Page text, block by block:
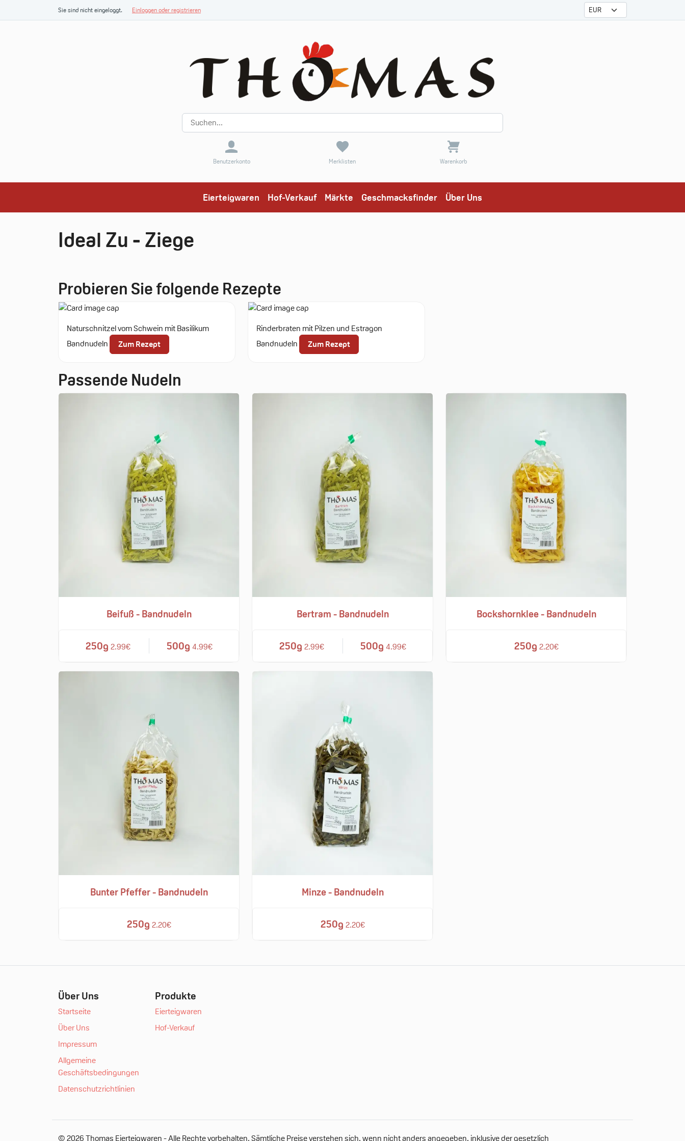
Sie sind nicht eingeloggt. Einloggen oder registrieren
Benutzerkonto Merklisten Warenkorb
Eierteigwaren Hof-Verkauf Märkte Geschmacksfinder Über Uns
Ideal Zu - Ziege
Probieren Sie folgende Rezepte
Naturschnitzel vom Schwein mit Basilikum
Bandnudeln
Zum Rezept
Rinderbraten mit Pilzen und Estragon
Bandnudeln
Zum Rezept
Passende Nudeln
Beifuß - Bandnudeln
250g 2.99€ 500g 4.99€
Bertram - Bandnudeln
250g 2.99€ 500g 4.99€
Bockshornklee - Bandnudeln
250g 2.20€
Bunter Pfeffer - Bandnudeln
250g 2.20€
Minze - Bandnudeln
250g 2.20€
Über Uns
Startseite
Über Uns
Impressum
Allgemeine
Geschäftsbedingungen
Datenschutzrichtlinien
Produkte
Eierteigwaren
Hof-Verkauf
© 2026 Thomas Eierteigwaren - Alle Rechte vorbehalten. Sämtliche Preise verstehen sich, wenn nicht anders angegeben, inklusive der gesetzlich